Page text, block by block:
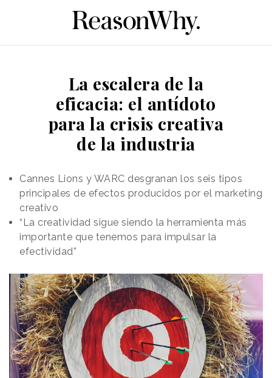
La escalera de la
eficacia: el antídoto
para la crisis creativa
de la industria
Cannes Lions y WARC desgranan los seis tipos
principales de efectos producidos por el marketing
creativo
“La creatividad sigue siendo la herramienta más
importante que tenemos para impulsar la
efectividad”